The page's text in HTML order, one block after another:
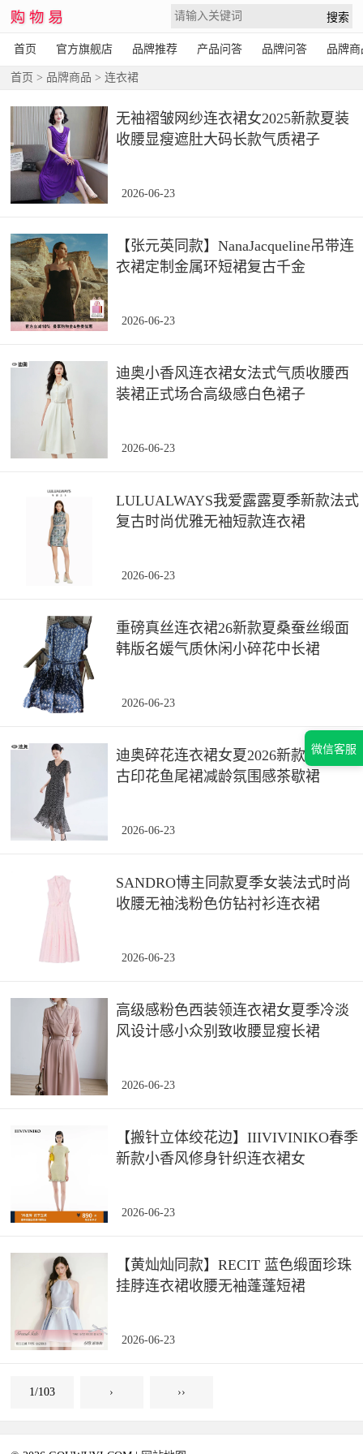
首页 官方旗舰店 品牌推荐 产品问答 品牌问答 品牌商
首页 > 品牌商品 >连衣裙
无袖褶皱网纱连衣裙女2025新款夏装
收腰显瘦遮肚大码长款气质裙子
2026-06-23
【张元英同款】NanaJacqueline吊带连
衣裙定制金属环短裙复古千金
2026-06-23
迪奥小香风连衣裙女法式气质收腰西
装裙正式场合高级感白色裙子
2026-06-23
LULUALWAYS我爱露露夏季新款法式
复古时尚优雅无袖短款连衣裙
2026-06-23
重磅真丝连衣裙26新款夏桑蚕丝缎面
韩版名媛气质休闲小碎花中长裙
2026-06-23
迪奥碎花连衣裙女夏2026新款法式复
古印花鱼尾裙减龄氛围感茶歇裙
2026-06-23
SANDRO博主同款夏季女装法式时尚
收腰无袖浅粉色仿钻衬衫连衣裙
2026-06-23
高级感粉色西装领连衣裙女夏季冷淡
风设计感小众别致收腰显瘦长裙
2026-06-23
【搬针立体绞花边】IIIVIVINIKO春季
新款小香风修身针织连衣裙女
2026-06-23
【黄灿灿同款】RECIT 蓝色缎面珍珠
挂脖连衣裙收腰无袖蓬蓬短裙
2026-06-23
1/103 › ››
微信客服